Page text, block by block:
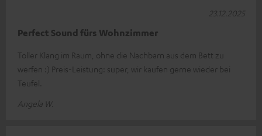
Perfect Sound fürs Wohnzimmer
Toller Klang im Raum, ohne die Nachbarn aus dem Bett zu
werfen :) Preis-Leistung: super, wir kaufen gerne wieder bei
Teufel.
Angela W.
23.12.2025